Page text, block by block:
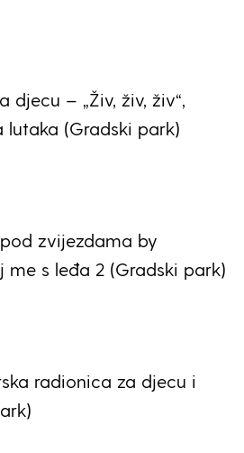
djecu – „Živ, živ, živ“,
lutaka (Gradski park)
zvijezdama by
me s leđa 2 (Gradski park)
radionica za djecu i